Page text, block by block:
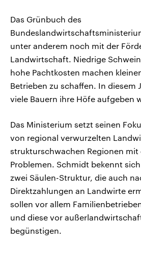
Das Grünbuch des
unter anderem noch mit der
Landwirtschaft. Niedrige
hohe Pachtkosten machen
Betrieben zu schaffen. In diesem
viele Bauern ihre Höfe aufgeben
Das Ministerium setzt seinen
von regional verwurzelten
strukturschwachen Regionen
Problemen. Schmidt bekennt
zwei Säulen-Struktur, die auch
Direktzahlungen an Landwirte
sollen vor allem
und diese vor
begünstigen.